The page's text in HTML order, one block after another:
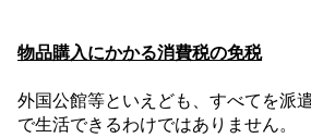
物品購入にかかる消費税の免税
外国公館等といえども、すべてを派
で生活できるわけではありません。